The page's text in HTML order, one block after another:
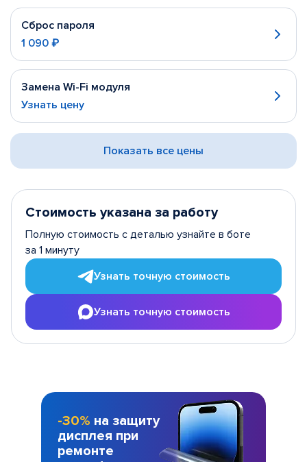
Сброс пароля
1 090 ₽
Замена Wi-Fi модуля
Узнать цену
Показать все цены
Стоимость указана за работу
Полную стоимость с деталью узнайте в боте
за 1 минуту
Узнать точную стоимость
Узнать точную стоимость
-30% на защиту
дисплея при
ремонте